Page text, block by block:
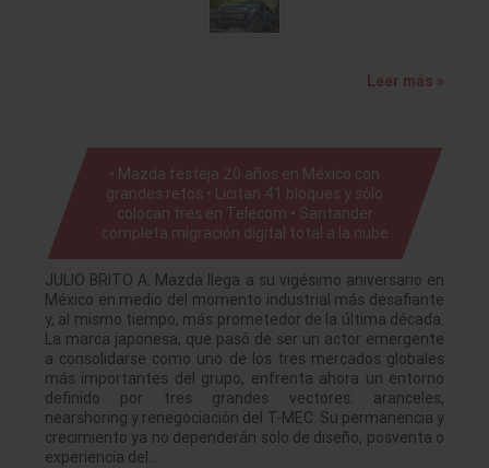
Leer más »
• Mazda festeja 20 años en México con
grandes retos • Licitan 41 bloques y sólo
colocan tres en Telecom • Santander
completa migración digital total a la nube
JULIO BRITO A. Mazda llega a su vigésimo aniversario en
México en medio del momento industrial más desafiante
y, al mismo tiempo, más prometedor de la última década.
La marca japonesa, que pasó de ser un actor emergente
a consolidarse como uno de los tres mercados globales
más importantes del grupo, enfrenta ahora un entorno
definido por tres grandes vectores: aranceles,
nearshoring y renegociación del T-MEC. Su permanencia y
crecimiento ya no dependerán solo de diseño, posventa o
experiencia del…